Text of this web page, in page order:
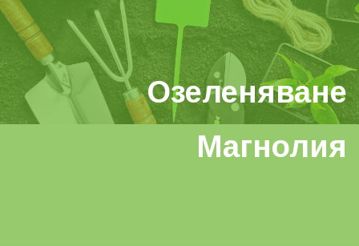
Озеленяване
Магнолия